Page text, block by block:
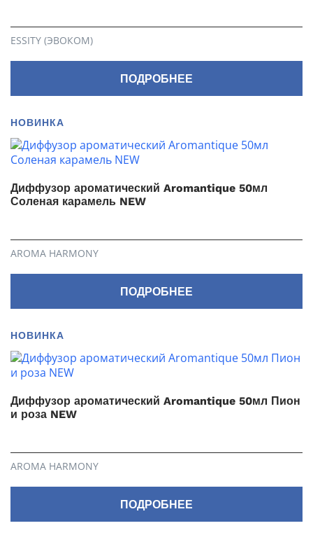
ESSITY (ЭВОКОМ)
ПОДРОБНЕЕ
НОВИНКА
Диффузор ароматический Aromantique 50мл
Соленая карамель NEW
AROMA HARMONY
ПОДРОБНЕЕ
НОВИНКА
Диффузор ароматический Aromantique 50мл Пион
и роза NEW
AROMA HARMONY
ПОДРОБНЕЕ